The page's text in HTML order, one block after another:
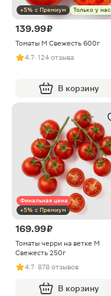
+5% с Премиум Только у нас
139.99 ₽
Томаты М Свежесть 600г
4.7· 124 отзыва
В корзину
Финальная цена
+5% с Премиум
169.99 ₽
Томаты черри на ветке M
Свежесть 250г
4.7· 878 отзывов
В корзину